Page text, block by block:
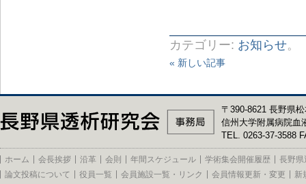
カテゴリー: お知らせ。
« 新しい記事
〒390-8621 長野県
信州大学附属病院血
TEL. 0263-37-3588
ホーム 会長挨拶 沿革 会則 年間スケジュール 学術集会開催履歴
長野県
論文投稿について
役員一覧 会員施設一覧・リンク 会員情報更新・変更
新